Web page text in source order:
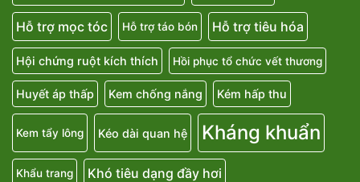
Hỗ trợ mọc tóc Hỗ trợ táo bón Hỗ trợ tiêu hóa
Hội chứng ruột kích thích Hồi phục tổ chức vết thương
Huyết áp thấp Kem chống nắng Kém hấp thu
Kem tẩy lông Kéo dài quan hệ Kháng khuẩn
Khẩu trang Khó tiêu dạng đầy hơi